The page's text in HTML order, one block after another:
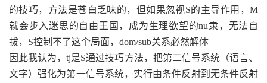
的技巧，方法是苍白乏味的，但如果忽视S的主导作用，M
就会步入迷思的自由王国，成为生理欲望的nu隶，无法自
拔，S控制不了这个局面，dom/sub关系必然解体
因此我认为，tj是S通过技巧方法，把第二信号系统（语言、
文字）强化为第一信号系统，实行由条件反射到无条件反射